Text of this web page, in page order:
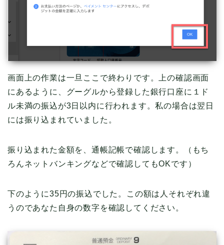
画面上の作業は一旦ここで終わりです。上の確認画面
にあるように、グーグルから登録した銀行口座に１ド
ル未満の振込が3日以内に行われます。私の場合は翌日
には振り込まれていました。
振り込まれた金額を、通帳記帳で確認します。（もち
ろんネットバンキングなどで確認してもOKです）
下のように35円の振込でした。この額は人それぞれ違
うのであなた自身の数字を確認してください。